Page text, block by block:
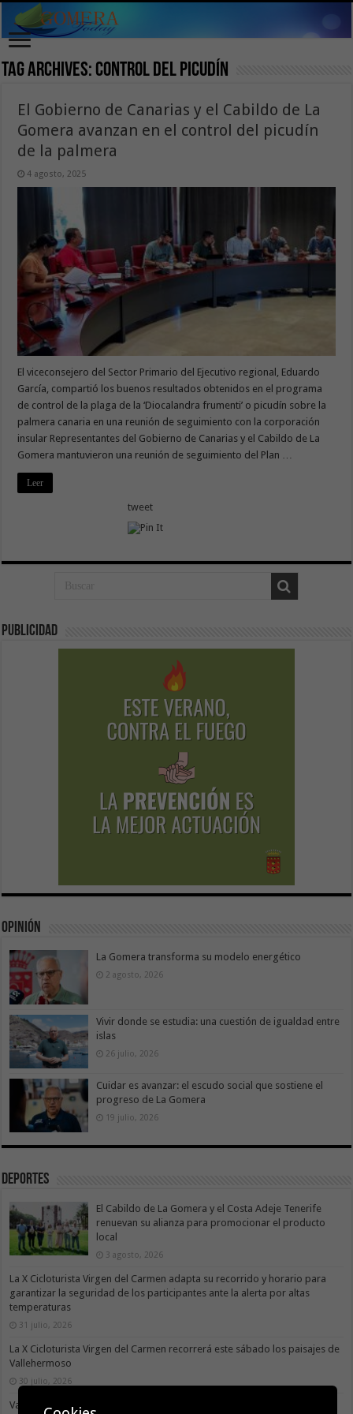
Tag Archives: control del picudín
El Gobierno de Canarias y el Cabildo de La
Gomera avanzan en el control del picudín
de la palmera
4 agosto, 2025
El viceconsejero del Sector Primario del Ejecutivo regional, Eduardo
García, compartió los buenos resultados obtenidos en el programa
de control de la plaga de la ‘Diocalandra frumenti’ o picudín sobre la
palmera canaria en una reunión de seguimiento con la corporación
insular Representantes del Gobierno de Canarias y el Cabildo de La
Gomera mantuvieron una reunión de seguimiento del Plan …
Leer
tweet
Publicidad
Opinión
La Gomera transforma su modelo energético
2 agosto, 2026
Vivir donde se estudia: una cuestión de igualdad entre
islas
26 julio, 2026
Cuidar es avanzar: el escudo social que sostiene el
progreso de La Gomera
19 julio, 2026
Deportes
El Cabildo de La Gomera y el Costa Adeje Tenerife
renuevan su alianza para promocionar el producto
local
3 agosto, 2026
La X Cicloturista Virgen del Carmen adapta su recorrido y horario para
garantizar la seguridad de los participantes ante la alerta por altas
temperaturas
31 julio, 2026
La X Cicloturista Virgen del Carmen recorrerá este sábado los paisajes de
Vallehermoso
30 julio, 2026
Valle Gran Rey acoge este sábado la VII Travesía a Nado Isla Colombina